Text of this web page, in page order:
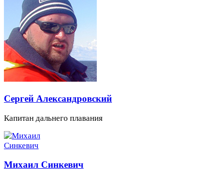
Сергей Александровский
Капитан дальнего плавания
Михаил Синкевич